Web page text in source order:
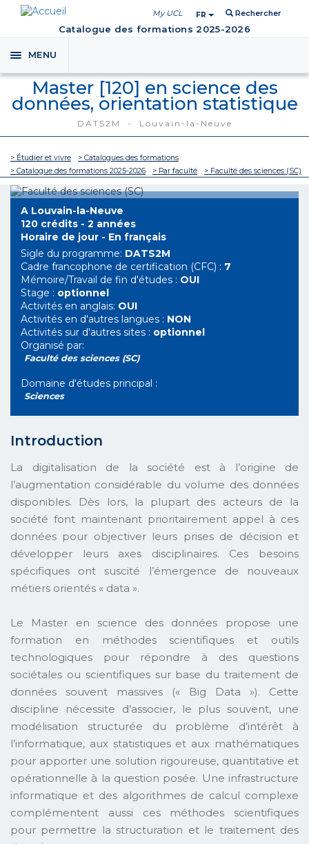
My UCL FR Rechercher
Catalogue des formations 2025-2026
Toggle
navigation
MENU
Master [120] en science des
données, orientation statistique
DATS2M - Louvain-la-Neuve
> Étudier et vivre
> Catalogues des formations
> Catalogue des formations 2025-2026
> Par faculté > Faculté des sciences (SC)
A Louvain-la-Neuve
120 crédits - 2 années
Horaire de jour - En français
Sigle du programme: DATS2M
Cadre francophone de certification (CFC) : 7
Mémoire/Travail de fin d'études : OUI
Stage : optionnel
Activités en anglais: OUI
Activités en d'autres langues : NON
Activités sur d'autres sites : optionnel
Organisé par:
Faculté des sciences (SC)
Domaine d'études principal :
Sciences
Introduction
La digitalisation de la société est à l’origine de
l’augmentation considérable du volume des données
disponibles. Dès lors, la plupart des acteurs de la
société font maintenant prioritairement appel à ces
données pour objectiver leurs prises de décision et
développer leurs axes disciplinaires. Ces besoins
spécifiques ont suscité l’émergence de nouveaux
métiers orientés « data ».
Le Master en science des données propose une
formation en méthodes scientifiques et outils
technologiques pour répondre à des questions
sociétales ou scientifiques sur base du traitement de
données souvent massives (« Big Data »). Cette
discipline nécessite d’associer, le plus souvent, une
modélisation structurée du problème d’intérêt à
l’informatique, aux statistiques et aux mathématiques
pour apporter une solution rigoureuse, quantitative et
opérationnelle à la question posée. Une infrastructure
informatique et des algorithmes de calcul complexe
complémentent aussi ces méthodes scientifiques
pour permettre la structuration et le traitement des